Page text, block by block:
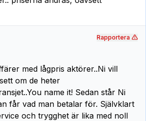
med lågpris aktörer..Ni vill
om de heter
name it! Sedan står Ni
får vad man betalar för. Självklart
och trygghet är lika med noll
Rapportera